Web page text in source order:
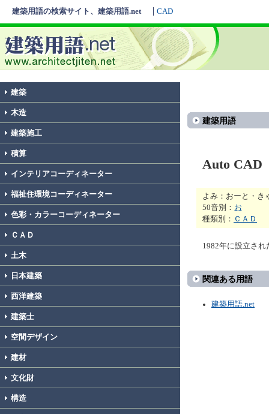
建築用語の検索サイト、建築用語.net CAD
建築
木造
建築施工
積算
インテリアコーディネーター
福祉住環境コーディネーター
色彩・カラーコーディネーター
ＣＡＤ
土木
日本建築
西洋建築
建築士
空間デザイン
建材
文化財
構造
建築用語
Auto CAD
よみ：おーと・き
50音別： お
種類別： ＣＡＤ
1982年に設立さ
関連ある用語
建築用語.net